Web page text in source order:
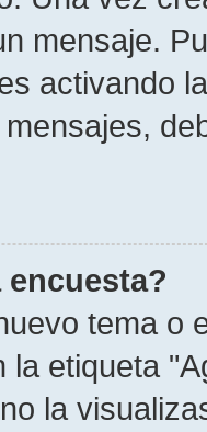
mensaje.
activando
tema o
la etiqueta
la